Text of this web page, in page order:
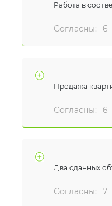
Работа в
Согласны: 6
Продажа
Согласны: 6
Два сданных
Согласны: 7